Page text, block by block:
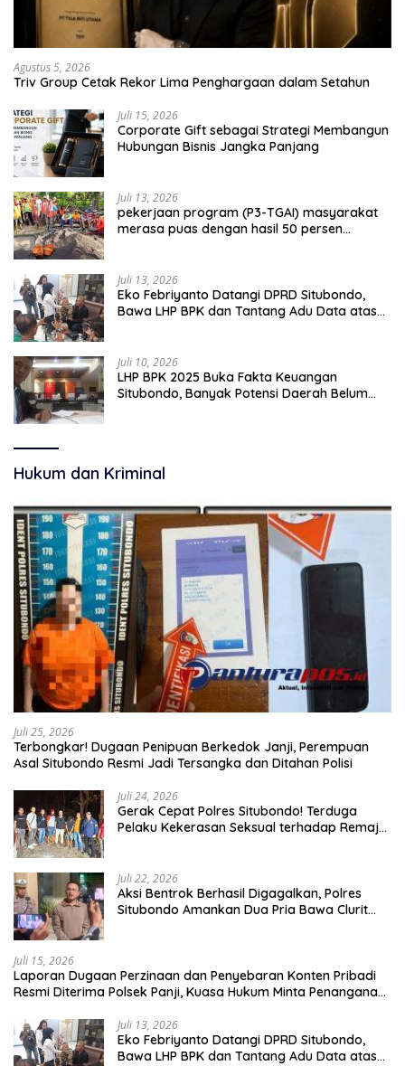
Agustus 5, 2026
Triv Group Cetak Rekor Lima Penghargaan dalam Setahun
Juli 15, 2026
Corporate Gift sebagai Strategi Membangun
Hubungan Bisnis Jangka Panjang
Juli 13, 2026
pekerjaan program (P3-TGAI) masyarakat
merasa puas dengan hasil 50 persen
Juli 13, 2026
Eko Febriyanto Datangi DPRD Situbondo,
Bawa LHP BPK dan Tantang Adu Data atas
Juli 10, 2026
LHP BPK 2025 Buka Fakta Keuangan
Situbondo, Banyak Potensi Daerah Belum
Hukum dan Kriminal
Juli 25, 2026
Terbongkar! Dugaan Penipuan Berkedok Janji, Perempuan
Asal Situbondo Resmi Jadi Tersangka dan Ditahan Polisi
Juli 24, 2026
Gerak Cepat Polres Situbondo! Terduga
Pelaku Kekerasan Seksual terhadap Remaja
Juli 22, 2026
Aksi Bentrok Berhasil Digagalkan, Polres
Situbondo Amankan Dua Pria Bawa Clurit
Juli 15, 2026
Laporan Dugaan Perzinaan dan Penyebaran Konten Pribadi
Resmi Diterima Polsek Panji, Kuasa Hukum Minta Penanganan
Juli 13, 2026
Eko Febriyanto Datangi DPRD Situbondo,
Bawa LHP BPK dan Tantang Adu Data atas